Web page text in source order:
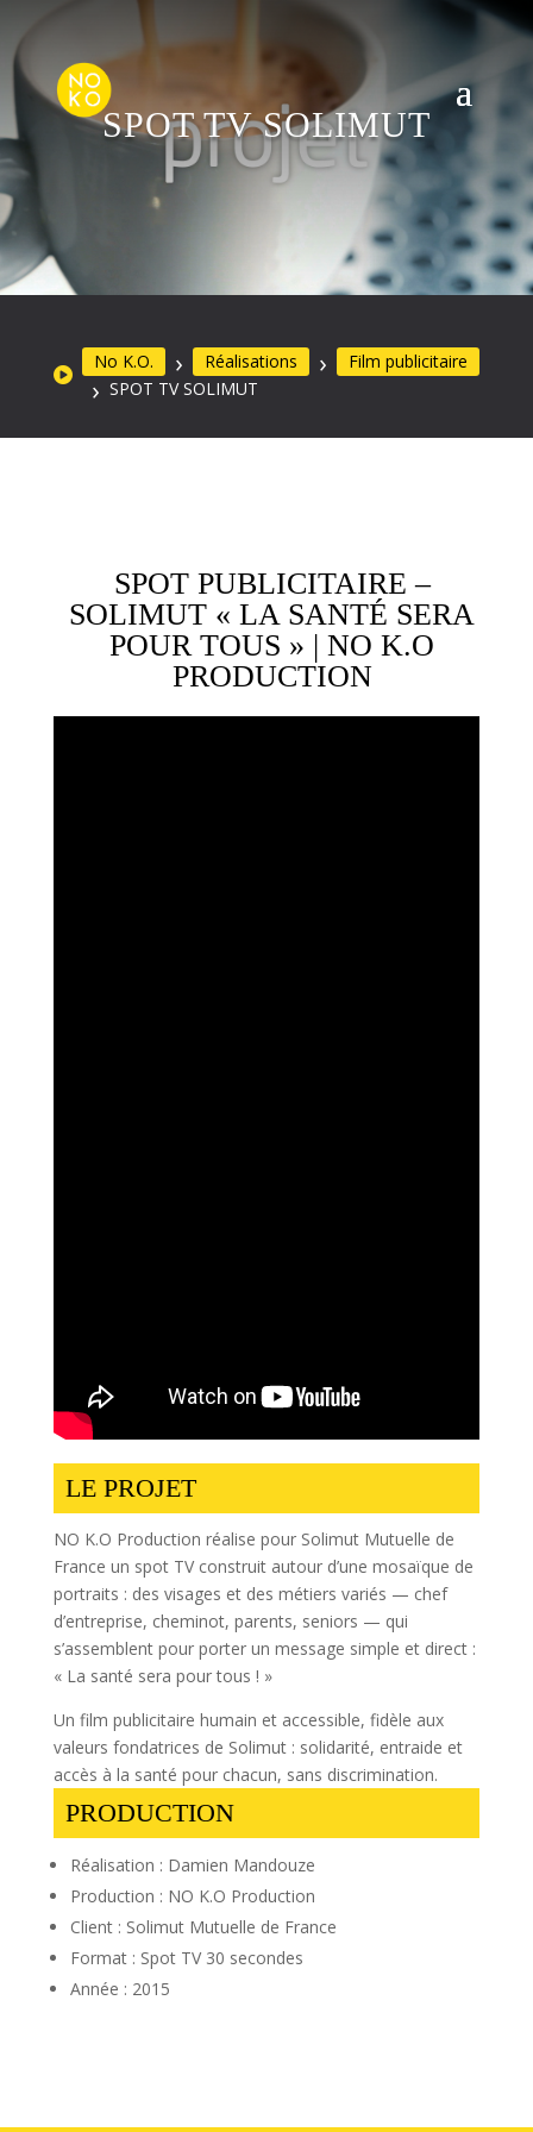
SPOT TV SOLIMUT
No K.O. Réalisations
Film publicitaire
SPOT TV SOLIMUT
SPOT PUBLICITAIRE –
SOLIMUT « LA SANTÉ SERA
POUR TOUS » | NO K.O
PRODUCTION
LE PROJET
NO K.O Production réalise pour Solimut Mutuelle de
France un spot TV construit autour d’une mosaïque de
portraits : des visages et des métiers variés — chef
d’entreprise, cheminot, parents, seniors — qui
s’assemblent pour porter un message simple et direct :
« La santé sera pour tous ! »
Un film publicitaire humain et accessible, fidèle aux
valeurs fondatrices de Solimut : solidarité, entraide et
accès à la santé pour chacun, sans discrimination.
PRODUCTION
Réalisation : Damien Mandouze
Production : NO K.O Production
Client : Solimut Mutuelle de France
Format : Spot TV 30 secondes
Année : 2015